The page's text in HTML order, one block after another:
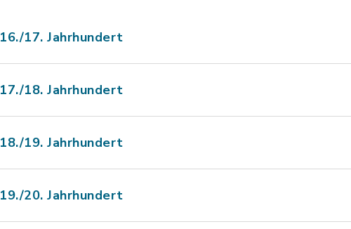
16./17. Jahrhundert
17./18. Jahrhundert
18./19. Jahrhundert
19./20. Jahrhundert